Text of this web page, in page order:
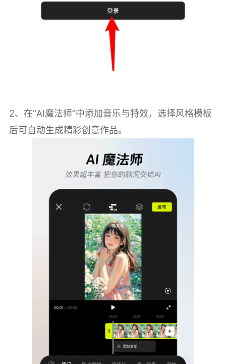
2、在“AI魔法师”中添加音乐与特效，选择风格模板
后可自动生成精彩创意作品。